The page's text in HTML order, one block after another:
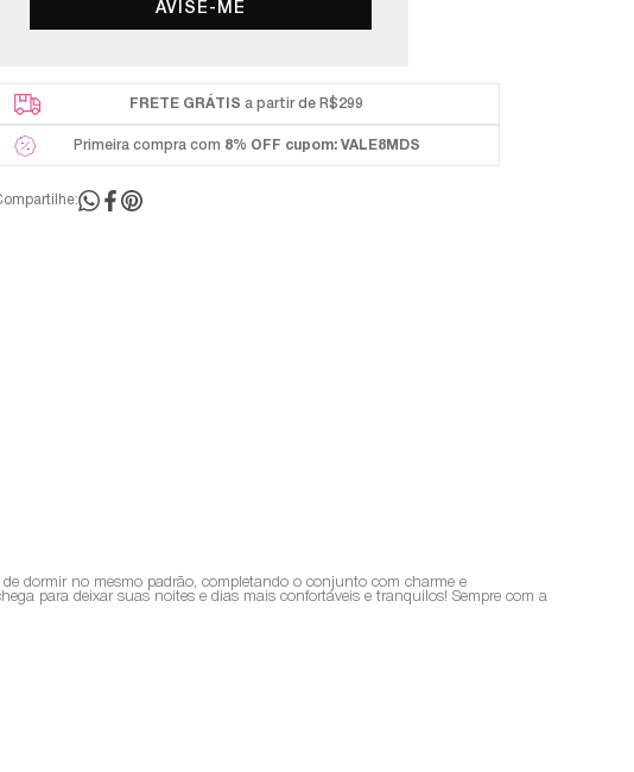
AVISE-ME
FRETE GRÁTIS a partir de R$299
Primeira compra com 8% OFF cupom: VALE8MDS
dormir no mesmo padrão, completando o conjunto com charme e
para deixar suas noites e dias mais confortáveis e tranquilos! Sempre com a